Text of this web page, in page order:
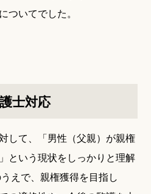
ついてでした。
士対応
して、「男性（父親）が親権
という現状をしっかりと理解
えで、親権獲得を目指し